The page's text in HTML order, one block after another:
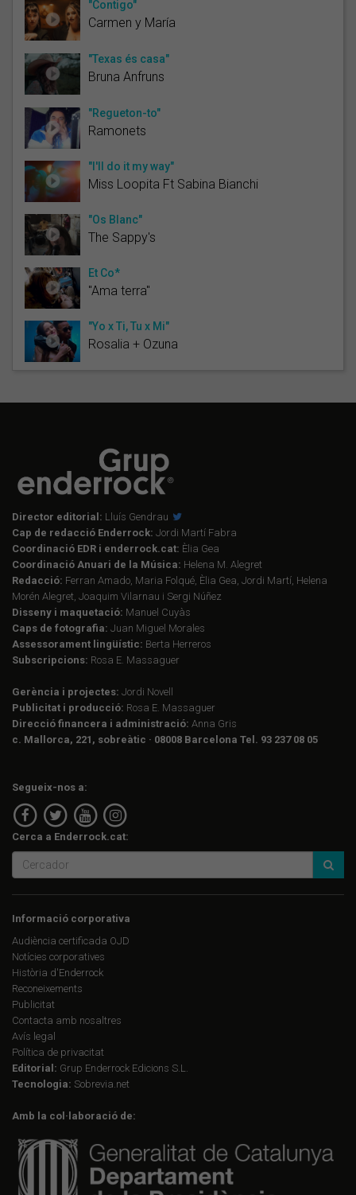
"Contigo"
Carmen y María
"Texas és casa"
Bruna Anfruns
"Regueton-to"
Ramonets
"I'll do it my way"
Miss Loopita Ft Sabina Bianchi
"Os Blanc"
The Sappy's
Et Co*
"Ama terra"
"Yo x Ti, Tu x Mi"
Rosalia + Ozuna
Director editorial: Lluís Gendrau
Cap de redacció Enderrock: Jordi Martí Fabra
Coordinació EDR i enderrock.cat: Èlia Gea
Coordinació Anuari de la Música: Helena M. Alegret
Redacció: Ferran Amado, Maria Folqué, Èlia Gea, Jordi Martí, Helena
Morén Alegret, Joaquim Vilarnau i Sergi Núñez
Disseny i maquetació: Manuel Cuyàs
Caps de fotografia: Juan Miguel Morales
Assessorament lingüístic: Berta Herreros
Subscripcions: Rosa E. Massaguer
Gerència i projectes: Jordi Novell
Publicitat i producció: Rosa E. Massaguer
Direcció financera i administració: Anna Gris
c. Mallorca, 221, sobreàtic · 08008 Barcelona Tel. 93 237 08 05
Segueix-nos a:
Cerca a Enderrock.cat:
Informació corporativa
Audiència certificada OJD
Notícies corporatives
Història d'Enderrock
Reconeixements
Publicitat
Contacta amb nosaltres
Avís legal
Política de privacitat
Editorial: Grup Enderrock Edicions S.L.
Tecnologia: Sobrevia.net
Amb la col·laboració de: